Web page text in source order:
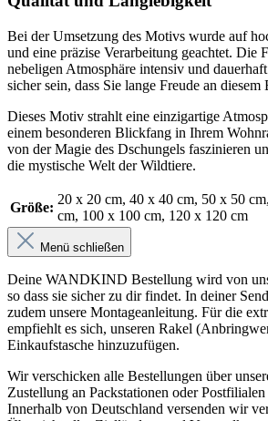
Bei der Umsetzung des Motivs wurde auf
und eine präzise Verarbeitung geachtet. Die
nebeligen Atmosphäre intensiv und
sicher sein, dass Sie lange Freude an
Dieses Motiv strahlt eine einzigartige
einem besonderen Blickfang in Ihrem
von der Magie des Dschungels faszinieren
die mystische Welt der Wildtiere.
Größe:
20 x 20 cm, 40 x 40 cm, 50 x 50 cm
cm, 100 x 100 cm, 120 x 120 cm
Menü schließen
Deine WANDKIND Bestellung wird von
so dass sie sicher zu dir findet. In deiner
zudem unsere Montageanleitung. Für die
empfiehlt es sich, unseren Rakel
Einkaufstasche hinzuzufügen.
Wir verschicken alle Bestellungen über
Zustellung an Packstationen oder
Innerhalb von Deutschland versenden wir